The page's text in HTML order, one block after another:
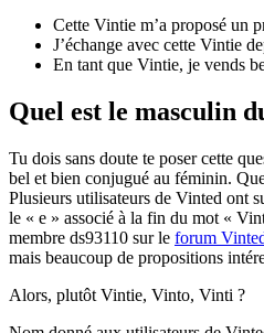
Cette Vintie m’a proposé un
J’échange avec cette Vintie
En tant que Vintie, je vends
Quel est le masculin
Tu dois sans doute te poser cette
bel et bien conjugué au féminin.
Plusieurs utilisateurs de Vinted ont
le « e » associé à la fin du mot «
membre ds93110 sur le forum
mais beaucoup de propositions
Alors, plutôt Vintie, Vinto, Vinti ?